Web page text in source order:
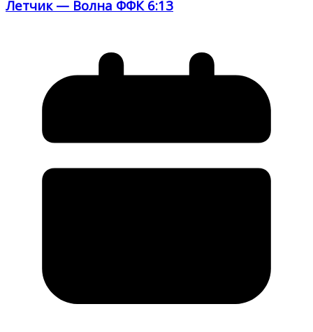
Летчик — Волна ФФК 6:13